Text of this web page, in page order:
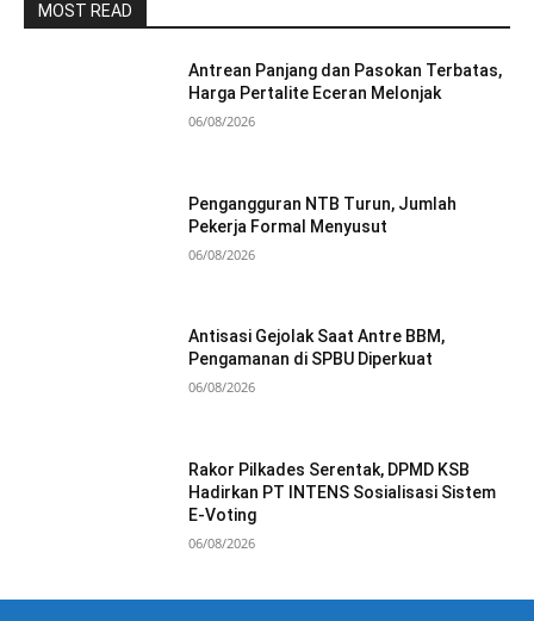
MOST READ
Antrean Panjang dan Pasokan Terbatas,
Harga Pertalite Eceran Melonjak
06/08/2026
Pengangguran NTB Turun, Jumlah
Pekerja Formal Menyusut
06/08/2026
Antisasi Gejolak Saat Antre BBM,
Pengamanan di SPBU Diperkuat
06/08/2026
Rakor Pilkades Serentak, DPMD KSB
Hadirkan PT INTENS Sosialisasi Sistem
E-Voting
06/08/2026